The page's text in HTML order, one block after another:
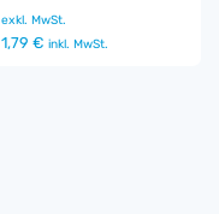
exkl. MwSt.
1,79 € inkl. MwSt.